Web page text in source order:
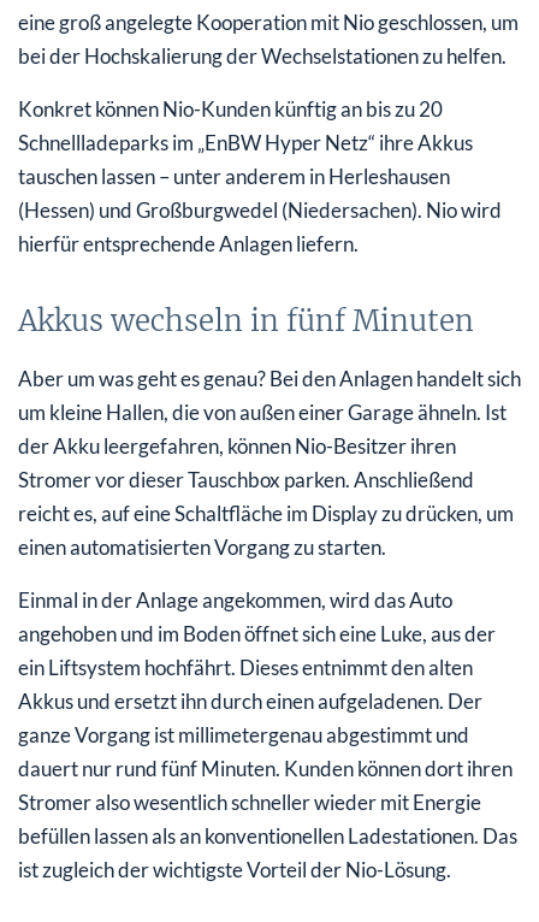
eine groß angelegte Kooperation mit Nio geschlossen, um
bei der Hochskalierung der Wechselstationen zu helfen.
Konkret können Nio-Kunden künftig an bis zu 20
Schnellladeparks im „EnBW Hyper Netz“ ihre Akkus
tauschen lassen – unter anderem in Herleshausen
(Hessen) und Großburgwedel (Niedersachen). Nio wird
hierfür entsprechende Anlagen liefern.
Akkus wechseln in fünf Minuten
Aber um was geht es genau? Bei den Anlagen handelt sich
um kleine Hallen, die von außen einer Garage ähneln. Ist
der Akku leergefahren, können Nio-Besitzer ihren
Stromer vor dieser Tauschbox parken. Anschließend
reicht es, auf eine Schaltfläche im Display zu drücken, um
einen automatisierten Vorgang zu starten.
Einmal in der Anlage angekommen, wird das Auto
angehoben und im Boden öffnet sich eine Luke, aus der
ein Liftsystem hochfährt. Dieses entnimmt den alten
Akkus und ersetzt ihn durch einen aufgeladenen. Der
ganze Vorgang ist millimetergenau abgestimmt und
dauert nur rund fünf Minuten. Kunden können dort ihren
Stromer also wesentlich schneller wieder mit Energie
befüllen lassen als an konventionellen Ladestationen. Das
ist zugleich der wichtigste Vorteil der Nio-Lösung.